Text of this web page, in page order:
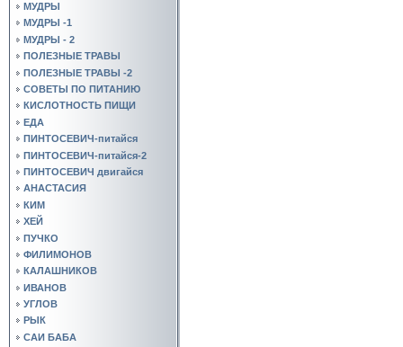
МУДРЫ
МУДРЫ -1
МУДРЫ - 2
ПОЛЕЗНЫЕ ТРАВЫ
ПОЛЕЗНЫЕ ТРАВЫ -2
СОВЕТЫ ПО ПИТАНИЮ
КИСЛОТНОСТЬ ПИЩИ
ЕДА
ПИНТОСЕВИЧ-питайся
ПИНТОСЕВИЧ-питайся-2
ПИНТОСЕВИЧ двигайся
АНАСТАСИЯ
КИМ
ХЕЙ
ПУЧКО
ФИЛИМОНОВ
КАЛАШНИКОВ
ИВАНОВ
УГЛОВ
РЫК
САИ БАБА